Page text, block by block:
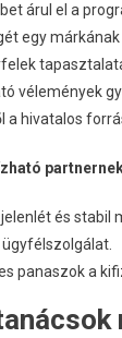
árul el a
egy
vélemények
a hivatalos
és stabil
panaszok a